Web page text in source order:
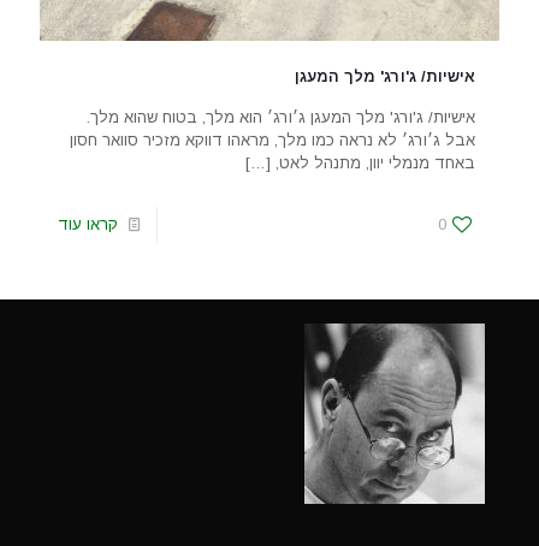
אישיות/ ג'ורג' מלך המעגן
אישיות/ ג'ורג' מלך המעגן ג׳ורג׳ הוא מלך, בטוח שהוא מלך.
אבל ג׳ורג׳ לא נראה כמו מלך, מראהו דווקא מזכיר סוואר חסון
באחד מנמלי יוון, מתנהל לאט, […]
0 קראו עוד